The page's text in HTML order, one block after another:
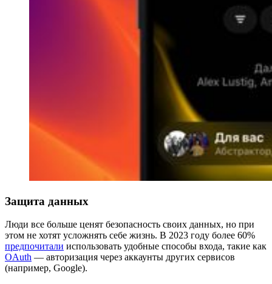
Защита данных
Люди все больше ценят безопасность своих данных, но при
этом не хотят усложнять себе жизнь. В 2023 году более 60%
предпочитали использовать удобные способы входа, такие как
OAuth — авторизация через аккаунты других сервисов
(например, Google)​.